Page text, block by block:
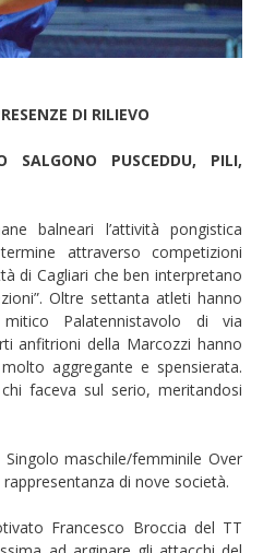
DI RILIEVO
PUSCEDDU, PILI,
balneari l’attività pongistica
attraverso competizioni
di Cagliari che ben interpretano
Oltre settanta atleti hanno
Palatennistavolo di via
anfitrioni della Marcozzi hanno
aggregante e spensierata.
faceva sul serio, meritandosi
maschile/femminile Over
di nove società.
Francesco Broccia del TT